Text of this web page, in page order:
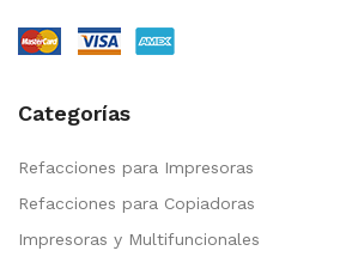
Categorías
Refacciones para Impresoras
Refacciones para Copiadoras
Impresoras y Multifuncionales